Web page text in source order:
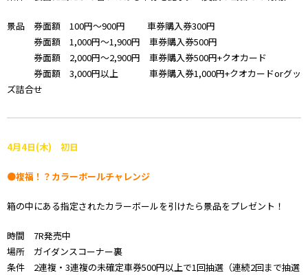
景品 券面額 100円～900円 車券購入券300円
券面額 1,000円～1,900円 車券購入券500円
券面額 2,000円～2,900円 車券購入券500円+クオカード
券面額 3,000円以上 車券購入券1,000円+クオカードorグッ
ズ詰合せ
4月4日(木) 初日
●複福！？カラーボールチャレンジ
箱の中にある指定されたカラーボールを引けたら景品をプレゼント！
時間 7R発売中
場所 ガイダンスコーナー裏
条件 2連複・3連複の未確定車券500円以上で1回抽選（連続2回まで抽選